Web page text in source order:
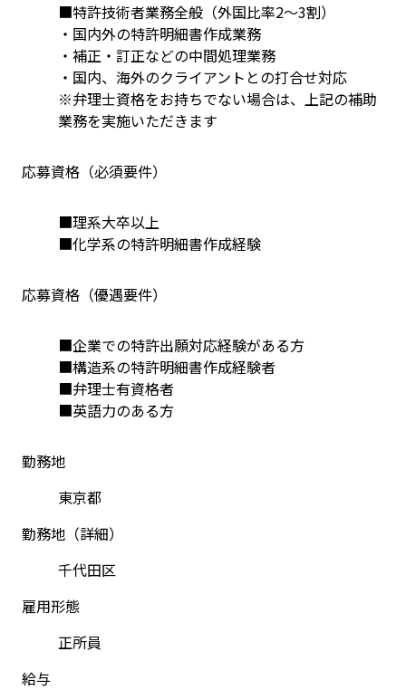
■特許技術者業務全般（外国比率2〜3割）
・国内外の特許明細書作成業務
・補正・訂正などの中間処理業務
・国内、海外のクライアントとの打合せ対応
※弁理士資格をお持ちでない場合は、上記の補助
業務を実施いただきます
応募資格（必須要件）
■理系大卒以上
■化学系の特許明細書作成経験
応募資格（優遇要件）
■企業での特許出願対応経験がある方
■構造系の特許明細書作成経験者
■弁理士有資格者
■英語力のある方
勤務地
東京都
勤務地（詳細）
千代田区
雇用形態
正所員
給与